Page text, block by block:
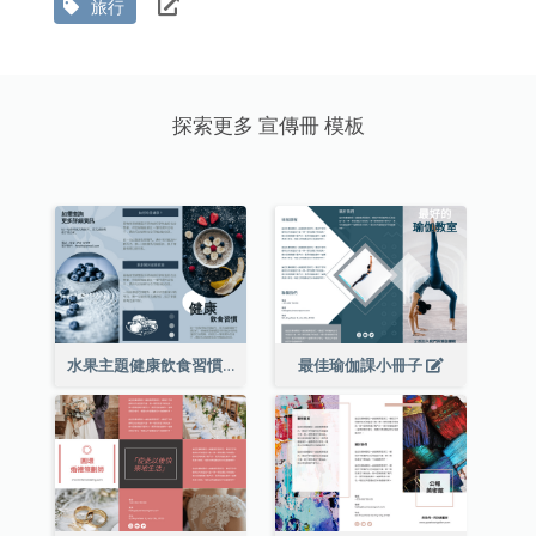
旅行
探索更多 宣傳冊 模板
水果主題健康飲食習慣小冊子 最佳瑜伽課小冊子